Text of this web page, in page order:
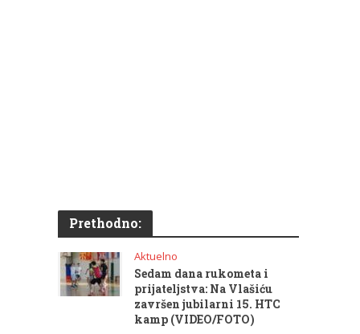
Prethodno:
Aktuelno
Sedam dana rukometa i
prijateljstva: Na Vlašiću
završen jubilarni 15. HTC
kamp (VIDEO/FOTO)